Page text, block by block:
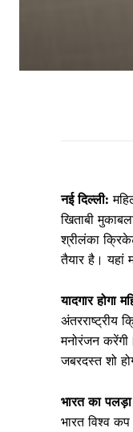
नई दिल्ली:
खिताबी
श्रीलंका
तैयार है। यहां
यादगार होगा
अंतरराष्ट्रीय
मनोरंजन
जबरदस्त शो
भारत का पलड़ा
भारत विश्व